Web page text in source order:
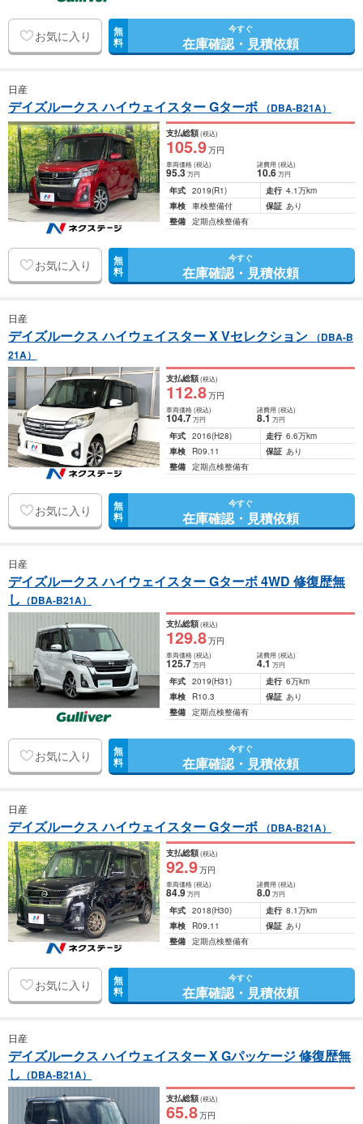
お気に入り 無
料
今すぐ
在庫確認・見積依頼
日産
デイズルークス ハイウェイスター Gターボ （DBA-B21A）
支払総額(税込)
105.9万円
車両価格(税込)
95.3万円
諸費用 (税込)
10.6 万円
年式 2019(R1) 走行 4.1万km
車検 車検整備付 保証 あり
整備 定期点検整備有
お気に入り 無
料
今すぐ
在庫確認・見積依頼
日産
デイズルークス ハイウェイスター X Vセレクション
（DBA-B
21A）
支払総額(税込)
112.8万円
車両価格(税込)
104.7万円
諸費用 (税込)
8.1 万円
年式 2016(H28) 走行 6.6万km
車検
R09.11 保証 あり
整備 定期点検整備有
お気に入り 無
料
今すぐ
在庫確認・見積依頼
日産
デイズルークス ハイウェイスター Gターボ 4WD 修復歴無
し （DBA-B21A）
支払総額(税込)
129.8万円
車両価格(税込)
125.7万円
諸費用 (税込)
4.1 万円
年式 2019(H31) 走行 6万km
車検
R10.3 保証 あり
整備 定期点検整備有
お気に入り 無
料
今すぐ
在庫確認・見積依頼
日産
デイズルークス ハイウェイスター Gターボ （DBA-B21A）
支払総額(税込)
92.9万円
車両価格(税込)
84.9万円
諸費用 (税込)
8.0 万円
年式 2018(H30) 走行 8.1万km
車検
R09.11 保証 あり
整備 定期点検整備有
お気に入り 無
料
今すぐ
在庫確認・見積依頼
日産
デイズルークス ハイウェイスター X Gパッケージ 修復歴無
し （DBA-B21A）
支払総額(税込)
65.8万円